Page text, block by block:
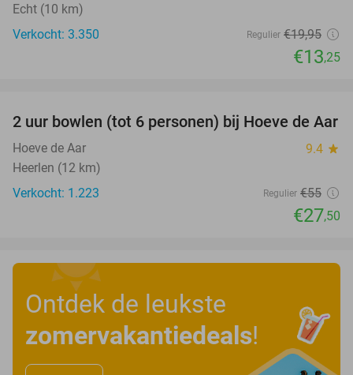
Echt (10 km)
Verkocht: 3.350
Regulier €19,95
€13,25
50%
2 uur bowlen (tot 6 personen) bij Hoeve de Aar
Hoeve de Aar 9.4 star
Heerlen (12 km)
Verkocht: 1.223
Regulier €55
€27,50
Ontdek de leukste
zomervakantiedeals!